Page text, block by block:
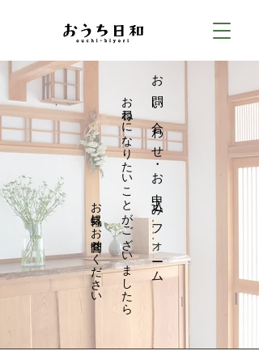
お問い合わせ・
お申込みフォーム
お尋ねになりたいことがございましたら
​ お気軽にお問合せください